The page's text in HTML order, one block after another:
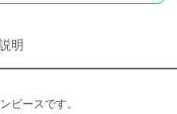
明
ピースです。